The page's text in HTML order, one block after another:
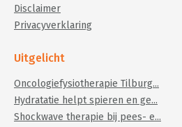
Disclaimer
Privacyverklaring
Uitgelicht
Oncologiefysiotherapie Tilburg...
Hydratatie helpt spieren en ge...
Shockwave therapie bij pees- e...